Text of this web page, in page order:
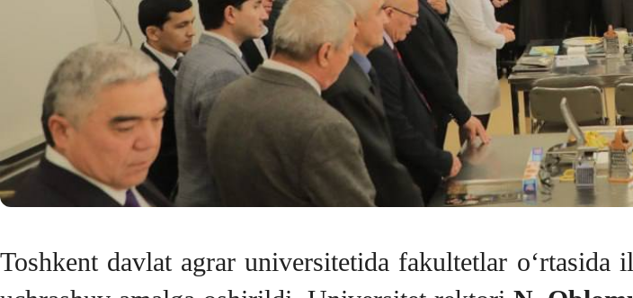
Toshkent davlat agrar universitetida fakultetlar